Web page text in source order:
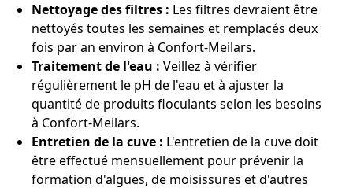
Nettoyage des filtres : Les filtres devraient être
nettoyés toutes les semaines et remplacés deux
fois par an environ à Confort-Meilars.
Traitement de l'eau : Veillez à vérifier
régulièrement le pH de l'eau et à ajuster la
quantité de produits floculants selon les besoins
à Confort-Meilars.
Entretien de la cuve : L'entretien de la cuve doit
être effectué mensuellement pour prévenir la
formation d'algues, de moisissures et d'autres